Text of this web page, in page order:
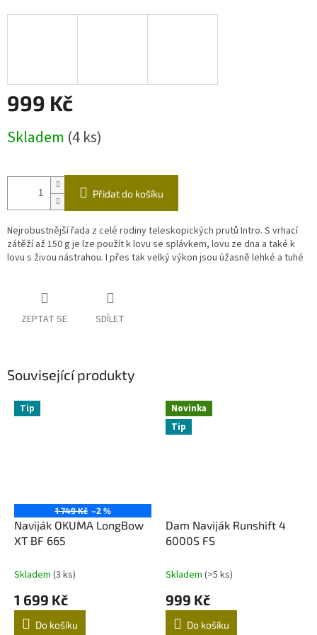
999 Kč
cena:
Skladem (4 ks)
Přidat do košíku
Nejrobustnější řada z celé rodiny teleskopických prutů Intro. S vrhací
zátěží až 150 g je lze použít k lovu se splávkem, lovu ze dna a také k
lovu s živou nástrahou. I přes tak velký výkon jsou úžasně lehké a tuhé
ZEPTAT SE SDÍLET
Související produkty
Tip
1 749 Kč –2 %
Naviják OKUMA LongBow
XT BF 665
Skladem (3 ks)
1 699 Kč
Do košíku
Novinka
Tip
Dam Naviják Runshift 4
6000S FS
Skladem (>5 ks)
999 Kč
Do košíku